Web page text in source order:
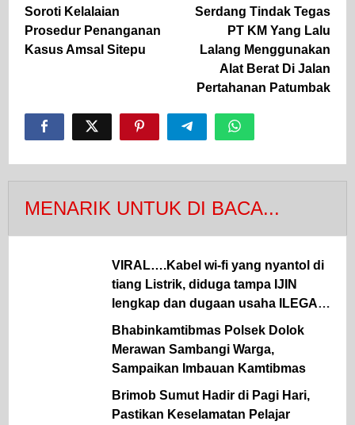
Soroti Kelalaian
Prosedur Penanganan
Kasus Amsal Sitepu
Serdang Tindak Tegas
PT KM Yang Lalu
Lalang Menggunakan
Alat Berat Di Jalan
Pertahanan Patumbak
MENARIK UNTUK DI BACA...
VIRAL….Kabel wi-fi yang nyantol di
tiang Listrik, diduga tampa IJIN
lengkap dan dugaan usaha ILEGAL
marak menjamur, , APH diminta
untuk segera TURUN tangan
mengambil sikap tegas.
Bhabinkamtibmas Polsek Dolok
Merawan Sambangi Warga,
Sampaikan Imbauan Kamtibmas
Brimob Sumut Hadir di Pagi Hari,
Pastikan Keselamatan Pelajar